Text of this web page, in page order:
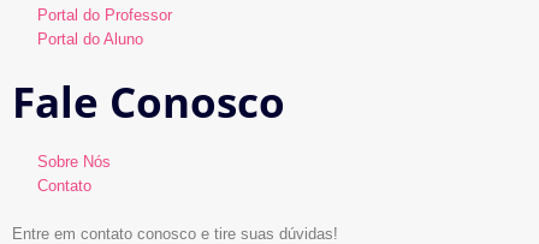
Portal do Professor
Portal do Aluno
Fale Conosco
Sobre Nós
Contato
Entre em contato conosco e tire suas dúvidas!